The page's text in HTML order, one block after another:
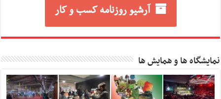
آرشیو روزنامه کسب و کار
نمایشگاه ها و همایش ها